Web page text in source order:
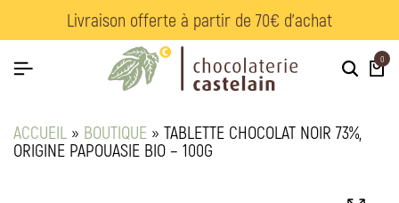
Livraison offerte à partir de 70€ d’achat
0
ACCUEIL » BOUTIQUE » TABLETTE CHOCOLAT NOIR 73%,
ORIGINE PAPOUASIE BIO – 100G